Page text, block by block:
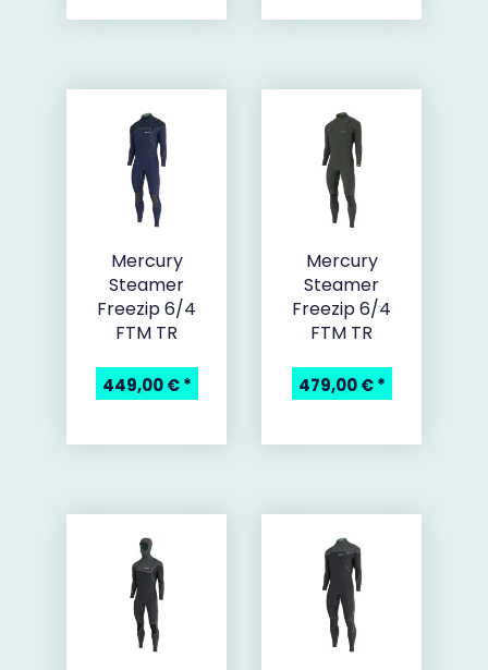
Mercury
Steamer
Freezip 6/4
FTM TR
449,00 €*
Mercury
Steamer
Freezip 6/4
FTM TR
479,00 €*